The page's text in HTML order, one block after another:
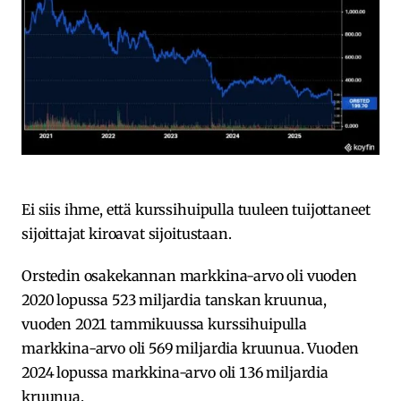
Ei siis ihme, että kurssihuipulla tuuleen tuijottaneet
sijoittajat kiroavat sijoitustaan.
Orstedin osakekannan markkina-arvo oli vuoden
2020 lopussa 523 miljardia tanskan kruunua,
vuoden 2021 tammikuussa kurssihuipulla
markkina-arvo oli 569 miljardia kruunua. Vuoden
2024 lopussa markkina-arvo oli 136 miljardia
kruunua.